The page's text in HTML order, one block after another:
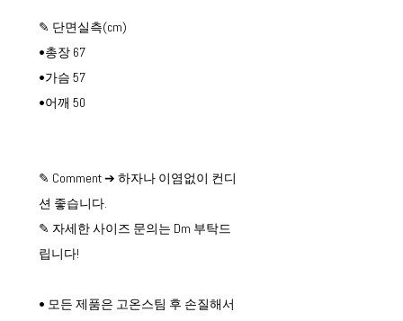
✎ 단면실측(cm)
•총장 67
•가슴 57
•어깨 50
✎ Comment ➔ 하자나 이염없이 컨디
션 좋습니다.
✎ 자세한 사이즈 문의는 Dm 부탁드
립니다!
• 모든 제품은 고온스팀 후 손질해서